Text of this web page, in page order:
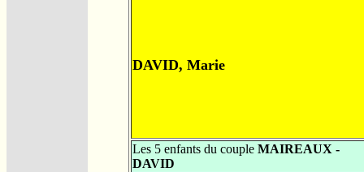
DAVID, Marie
Les 5 enfants du couple MAIREAUX -
DAVID